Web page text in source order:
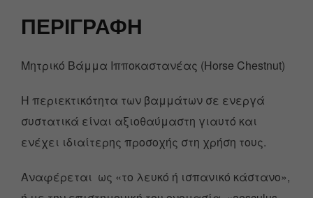
ΠΕΡΙΓΡΑΦΉ
Μητρικό Βάμμα Ιπποκαστανέας (Horse Chestnut)
Η περιεκτικότητα των βαμμάτων σε ενεργά
συστατικά είναι αξιοθαύμαστη γιαυτό και
ενέχει ιδιαίτερης προσοχής στη χρήση τους.
Αναφέρεται ως «το λευκό ή ισπανικό κάστανο»,